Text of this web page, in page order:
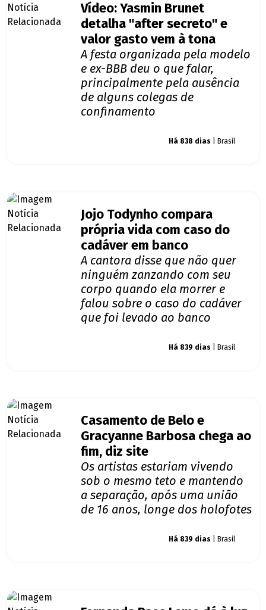
Vídeo: Yasmin Brunet
detalha "after secreto" e
valor gasto vem à tona
A festa organizada pela modelo
e ex-BBB deu o que falar,
principalmente pela ausência
de alguns colegas de
confinamento
Há 838 dias | Brasil
Jojo Todynho compara
própria vida com caso do
cadáver em banco
A cantora disse que não quer
ninguém zanzando com seu
corpo quando ela morrer e
falou sobre o caso do cadáver
que foi levado ao banco
Há 839 dias | Brasil
Casamento de Belo e
Gracyanne Barbosa chega ao
fim, diz site
Os artistas estariam vivendo
sob o mesmo teto e mantendo
a separação, após uma união
de 16 anos, longe dos holofotes
Há 839 dias | Brasil